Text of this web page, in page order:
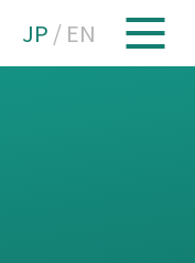
JP / EN